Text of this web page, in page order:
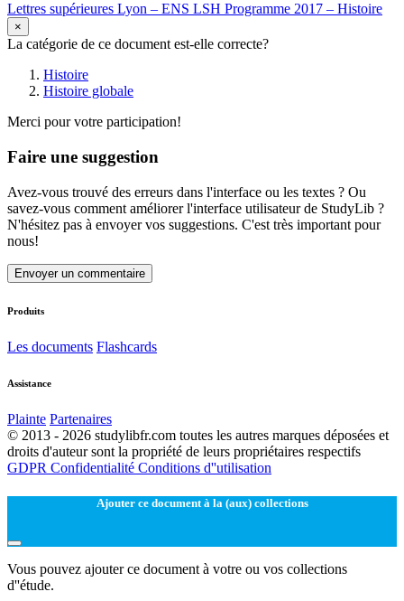
Lettres supérieures Lyon – ENS LSH Programme 2017 – Histoire
×
La catégorie de ce document est-elle correcte?
Histoire
Histoire globale
Merci pour votre participation!
Faire une suggestion
Avez-vous trouvé des erreurs dans l'interface ou les textes ? Ou
savez-vous comment améliorer l'interface utilisateur de StudyLib ?
N'hésitez pas à envoyer vos suggestions. C'est très important pour
nous!
Envoyer un commentaire
Produits
Les documents Flashcards
Assistance
Plainte Partenaires
© 2013 - 2026 studylibfr.com toutes les autres marques déposées et
droits d'auteur sont la propriété de leurs propriétaires respectifs
GDPR Confidentialité Conditions d''utilisation
Ajouter ce document à la (aux) collections
Vous pouvez ajouter ce document à votre ou vos collections
d''étude.